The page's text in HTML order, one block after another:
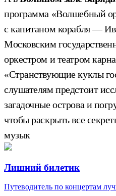
программа «Волшебный
с капитаном корабля —
Московским
оркестром и театром
«Странствующие куклы
слушателям предстоит
загадочные острова и
чтобы раскрыть все
музык
Лишний билетик
Путеводитель по концертам